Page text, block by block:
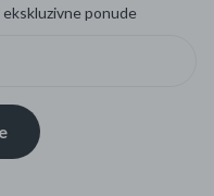
ekskluzivne ponude